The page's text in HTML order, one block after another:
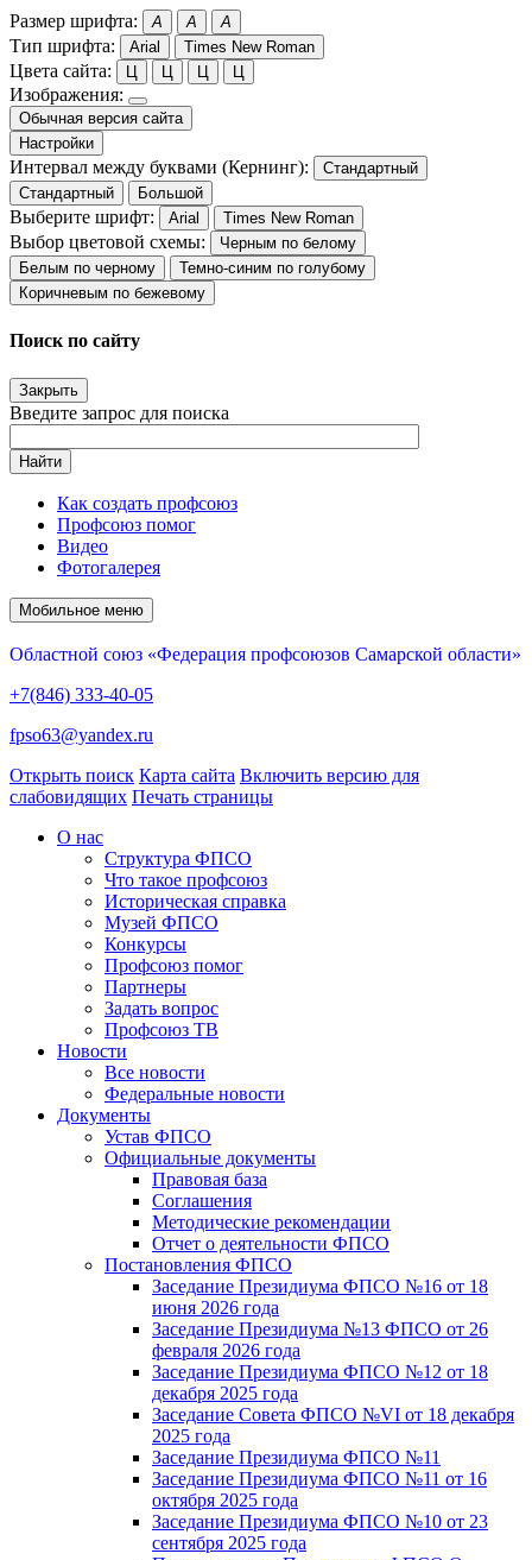
Размер шрифта: A A A
Тип шрифта: Arial Times New Roman
Цвета сайта: Ц Ц Ц Ц
Изображения:
Обычная версия сайта
Настройки
Интервал между буквами (Кернинг):
Стандартный
Стандартный
Большой
Выберите шрифт: Arial Times New Roman
Выбор цветовой схемы:
Черным по белому
Белым по черному
Темно-синим по голубому
Коричневым по бежевому
Поиск по сайту
Закрыть
Введите запрос для поиска
Найти
Как создать профсоюз
Профсоюз помог
Видео
Фотогалерея
Мобильное меню
Областной союз «Федерация профсоюзов Самарской области»
+7(846) 333-40-05
fpso63@yandex.ru
Открыть поиск Карта сайта Включить версию для
слабовидящих Печать страницы
О нас
Структура ФПСО
Что такое профсоюз
Историческая справка
Музей ФПСО
Конкурсы
Профсоюз помог
Партнеры
Задать вопрос
Профсоюз ТВ
Новости
Все новости
Федеральные новости
Документы
Устав ФПСО
Официальные документы
Правовая база
Соглашения
Методические рекомендации
Отчет о деятельности ФПСО
Постановления ФПСО
Заседание Президиума ФПСО №16 от 18
июня 2026 года
Заседание Президиума №13 ФПСО от 26
февраля 2026 года
Заседание Президиума ФПСО №12 от 18
декабря 2025 года
Заседание Совета ФПСО №VI от 18 декабря
2025 года
Заседание Президиума ФПСО №11
Заседание Президиума ФПСО №11 от 16
октября 2025 года
Заседание Президиума ФПСО №10 от 23
сентября 2025 года